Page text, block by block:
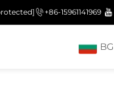
+86-15961141969
BG